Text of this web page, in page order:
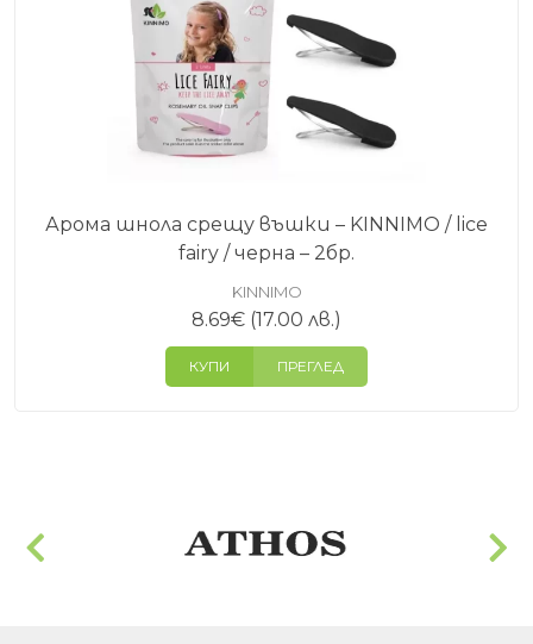
Арома шнола срещу въшки – KINNIMO / lice
fairy / черна – 2бр.
KINNIMO
8.69€ (17.00 лв.)
КУПИ ПРЕГЛЕД